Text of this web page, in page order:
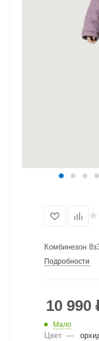
Комбинезон
Подробности
10 990
Мало
Цвет —